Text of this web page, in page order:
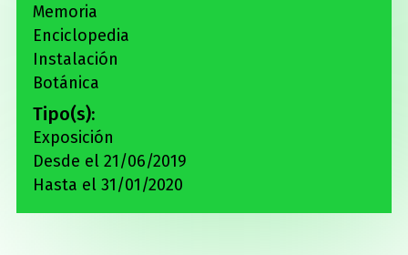
Memoria
Enciclopedia
Instalación
Botánica
Tipo(s):
Exposición
Desde el 21/06/2019
Hasta el 31/01/2020